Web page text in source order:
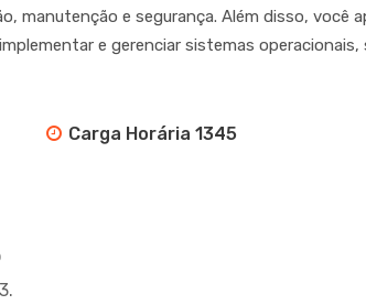
manutenção e segurança. Além disso, você
e gerenciar sistemas operacionais,
Carga Horária 1345